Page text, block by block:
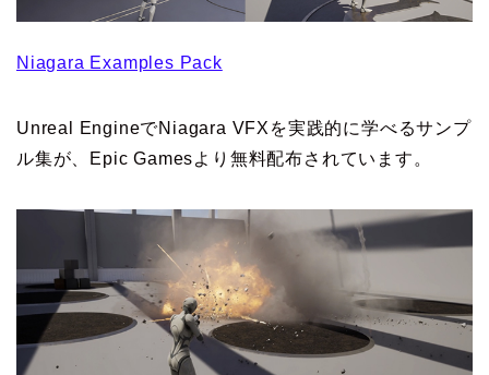
Niagara Examples Pack
Unreal EngineでNiagara VFXを実践的に学べるサンプ
ル集が、Epic Gamesより無料配布されています。